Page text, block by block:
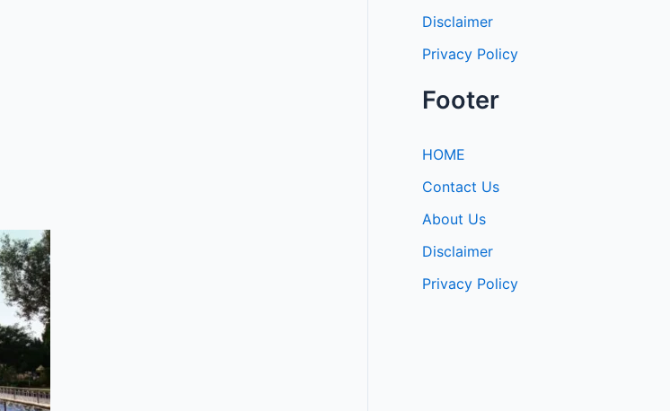
Disclaimer
Privacy Policy
Footer
HOME
Contact Us
About Us
Disclaimer
Privacy Policy